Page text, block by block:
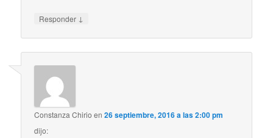
Responder ↓
Constanza Chirio en26 septiembre, 2016 a las 2:00 pm
dijo: